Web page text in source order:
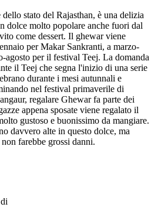
stato del Rajasthan, è una delizia
dolce molto popolare anche fuori dal
come dessert. Il ghewar viene
per Makar Sankranti, a marzo-
agosto per il festival Teej. La domanda
il Teej che segna l'inizio di una serie
durante i mesi autunnali e
nel festival primaverile di
regalare Ghewar fa parte dei
appena sposate viene regalato il
gustoso e buonissimo da mangiare.
davvero alte in questo dolce, ma
farebbe grossi danni.